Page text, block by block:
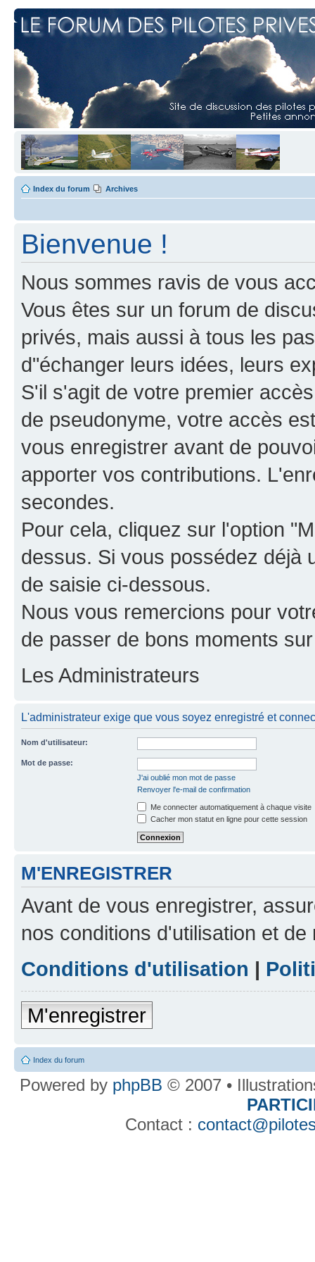
Index du forum Archives
Bienvenue !
Nous sommes ravis de vous
Vous êtes sur un forum de
privés, mais aussi à tous les
d"échanger leurs idées, leurs
S'il s'agit de votre premier
de pseudonyme, votre accès
vous enregistrer avant de
apporter vos contributions.
secondes.
Pour cela, cliquez sur l'option
dessus. Si vous possédez déjà
de saisie ci-dessous.
Nous vous remercions pour
de passer de bons moments
Les Administrateurs
L'administrateur exige que vous soyez enregistré et
Nom d'utilisateur:
Mot de passe:
J'ai oublié mon mot de passe
Renvoyer l'e-mail de confirmation
Me connecter automatiquement à chaque visite
Cacher mon statut en ligne pour cette session
M'ENREGISTRER
Avant de vous enregistrer,
nos conditions d'utilisation et
Conditions d'utilisation |
M'enregistrer
Index du forum
Powered by phpBB © 2007 •
Contact :